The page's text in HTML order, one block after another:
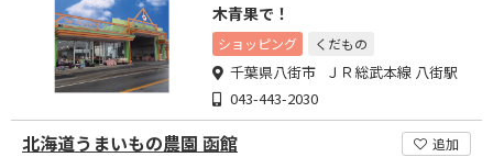
木青果で！
ショッピング くだもの
千葉県八街市 ＪＲ総武本線 八街駅
043-443-2030
北海道うまいもの農園 函館 追加